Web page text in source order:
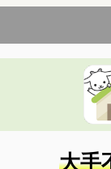
沖縄県島尻郡南
大手